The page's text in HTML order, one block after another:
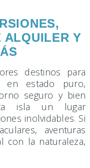
ALQUILER Y
destinos para
en estado puro,
seguro y bien
isla un lugar
inolvidables. Si
aventuras
con la naturaleza,